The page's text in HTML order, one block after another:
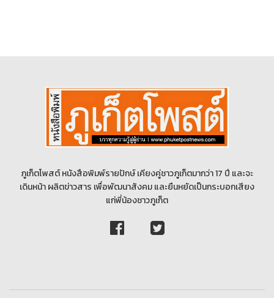
ภูเก็ตโพสต์ หนังสือพิมพ์รายปักษ์ เคียงคู่ชาวภูเก็ตมากว่า 17 ปี และจะ
เดินหน้า ผลิตข่าวสาร เพื่อพัฒนาสังคม และยืนหยัดเป็นกระบอกเสียง
แก่พี่น้องชาวภูเก็ต